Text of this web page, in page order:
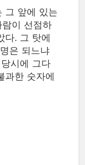
그 앞에 있는
이 선점하
다. 그 탓에
은 되느냐
시에 그다
과한 숫자에